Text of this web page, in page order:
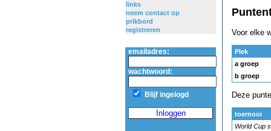
links
neem contact op
prikbord
registreren
emailadres:
wachtwoord:
Blijf ingelogd
Voor elke
Plek
a groep
b groep
Deze
toernooi
World Cup